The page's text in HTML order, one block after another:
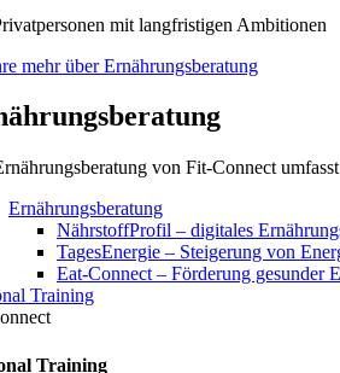
mit langfristigen Ambitionen
mehr über Ernährungsberatung
von Fit-Connect
Ernährungsberatung
NährstoffProfil – digitales
TagesEnergie – Steigerung von
Eat-Connect – Förderung gesunder
Training
Training